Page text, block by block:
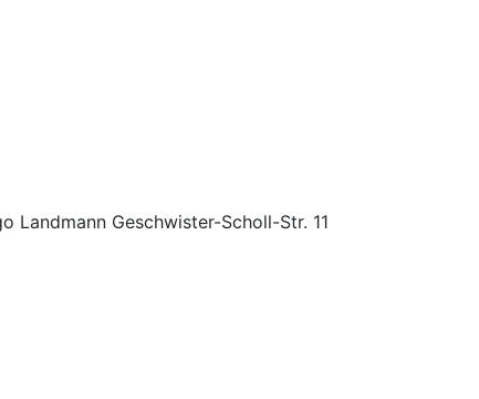
Landmann Geschwister-Scholl-Str. 11